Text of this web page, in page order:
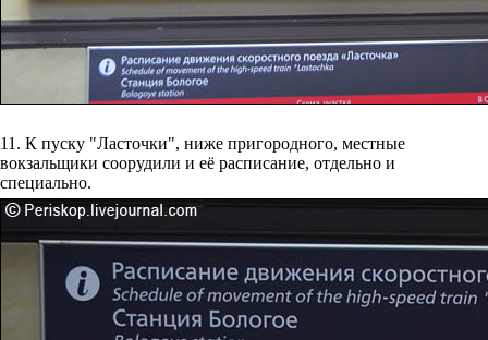
11. К пуску "Ласточки", ниже пригородного, местные
вокзальщики соорудили и её расписание, отдельно и
специально.